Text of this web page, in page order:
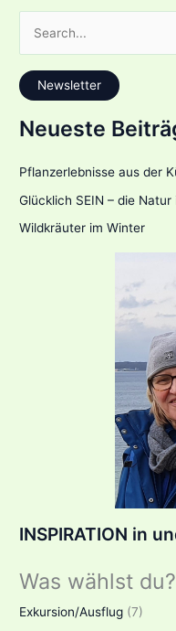
c
h
e
n
a
Newsletter
Neueste
Pflanzerlebnisse aus der
Glücklich SEIN – die
Wildkräuter im Winter
INSPIRATION in
Was wählst du?
Exkursion/Ausflug (7)